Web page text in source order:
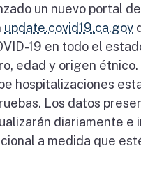
un nuevo portal
update.covid19.ca.gov
19 en todo el
edad y origen étnico.
hospitalizaciones
Los datos
diariamente e
a medida que